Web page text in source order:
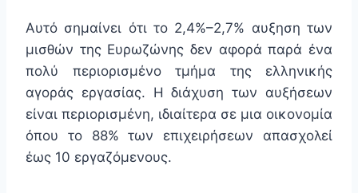
Αυτό σημαίνει ότι το 2,4%–2,7% αυξηση των
μισθών της Ευρωζώνης δεν αφορά παρά ένα
πολύ περιορισμένο τμήμα της ελληνικής
αγοράς εργασίας. Η διάχυση των αυξήσεων
είναι περιορισμένη, ιδιαίτερα σε μια οικονομία
όπου το 88% των επιχειρήσεων απασχολεί
έως 10 εργαζόμενους.